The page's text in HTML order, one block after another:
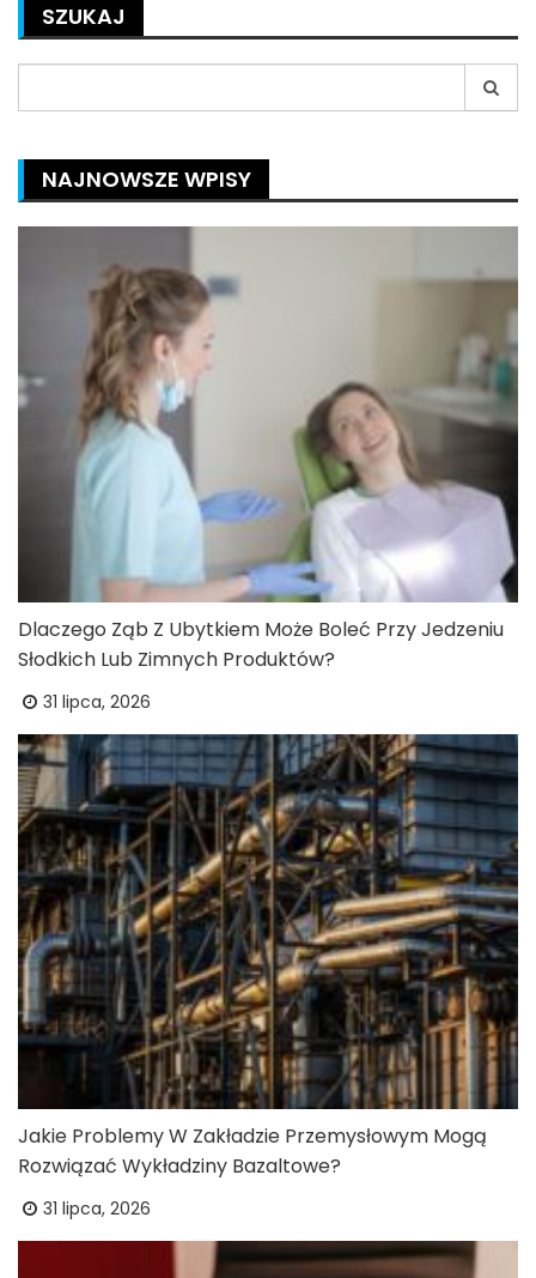
SZUKAJ
for:
NAJNOWSZE WPISY
Dlaczego Ząb Z Ubytkiem Może Boleć Przy Jedzeniu
Słodkich Lub Zimnych Produktów?
31 lipca, 2026
Jakie Problemy W Zakładzie Przemysłowym Mogą
Rozwiązać Wykładziny Bazaltowe?
31 lipca, 2026